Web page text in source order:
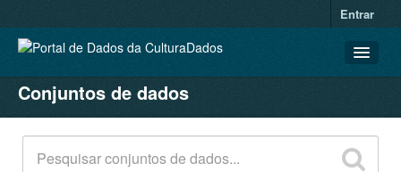
Entrar
CONJUNTOS DE DADOS
ORGANIZAÇÕES
GRUPOS
Conjuntos de dados